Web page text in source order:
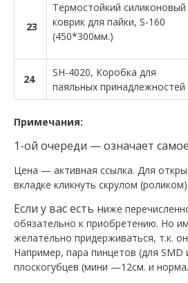
23
Термостойкий силиконовый
коврик для пайки, S-160
(450*300мм.)
24
SH-4020, Коробка для
паяльных принадлежностей
Примечания:
1-ой очереди — означает
Цена — активная ссылка. Для
вкладке кликнуть скрулом
Если у вас есть ниже
обязательно к приобретению. Но
желательно придерживаться, т.к.
Например, пара пинцетов (для SMD
плоскогубцев (мини —12см. и